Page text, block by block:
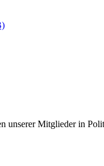
unserer Mitglieder in